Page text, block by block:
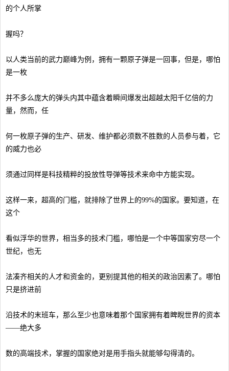
的个人所掌
握吗？
以人类当前的武力巅峰为例，拥有一颗原子弹是一回事，但是，哪怕
是一枚
并不多么庞大的弹头内其中蕴含着瞬间爆发出超越太阳千亿倍的力
量，然而，任
何一枚原子弹的生产、研发、维护都必须数不胜数的人员参与着，它
的威力也必
须通过同样是科技精粹的投放性导弹等技术来命中方能实现。
这样一来，超高的门槛，就排除了世界上的99%的国家。要知道，在
这个
看似浮华的世界，相当多的技术门槛，哪怕是一个中等国家穷尽一个
世纪，也无
法凑齐相关的人才和资金的，更别提其他的相关的政治因素了。哪怕
只是挤进前
沿技术的末班车，那么至少也意味着那个国家拥有着睥睨世界的资本
——绝大多
数的高端技术，掌握的国家绝对是用手指头就能够勾得清的。